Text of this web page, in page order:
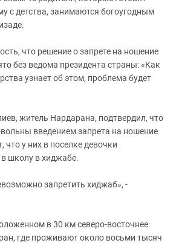
с детства, занимаются богоугодным
что решение о запрете на ношение
без ведома президента страны: «Как
узнает об этом, проблема будет
житель Нардарана, подтвердил, что
введением запрета на ношение
что у них в поселке девочки
школу в хиджабе.
запретить хиджаб», -
в 30 км северо-восточнее
где проживают около восьми тысяч